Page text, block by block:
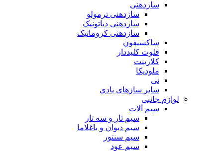
سازدهنی
سازدهنی ترمولو
سازدهنی دیاتونیک
سازدهنی کروماتیک
ساکسیفون
فلوت کلیددار
کلارینت
ملودیکا
نی
سایر سازهای بادی
لوازم جانبی
سیم آلات
سیم تار و سه تار
سیم دیوان و باغلاما
سیم سنتور
سیم عود